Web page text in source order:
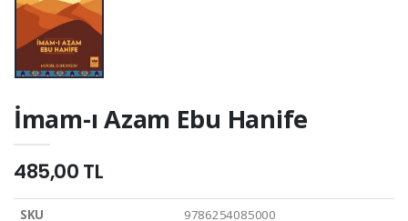
İmam-ı Azam Ebu Hanife
485,00 TL
SKU
9786254085000